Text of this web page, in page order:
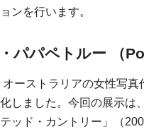
ンを行います。
パパペトルー （
ーストラリアの女性写
しました。今回の展示は
ッド・カントリー」（